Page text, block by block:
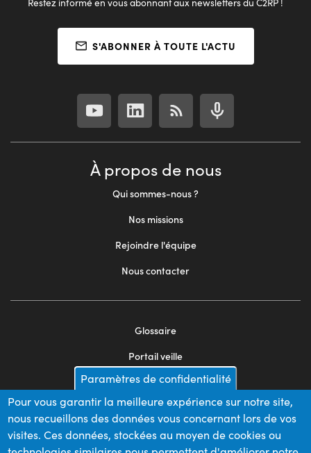
S'ABONNER À TOUTE L'ACTU
À propos de nous
Qui sommes-nous ?
Nos missions
Rejoindre l'équipe
Nous contacter
2
Glossaire
Portail veille
Mentions légales
Appels d'offres
Plan du site
Paramètres de confidentialité
Pour vous garantir la meilleure expérience sur notre site,
nous recueillons des données vous concernant lors de vos
visites. Ces données, stockées au moyen de cookies ou